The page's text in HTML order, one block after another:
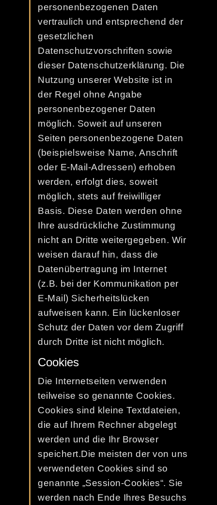
personenbezogenen Daten
vertraulich und entsprechend der
gesetzlichen
Datenschutzvorschriften sowie
dieser Datenschutzerklärung. Die
Nutzung unserer Website ist in
der Regel ohne Angabe
personenbezogener Daten
möglich. Soweit auf unseren
Seiten personenbezogene Daten
(beispielsweise Name, Anschrift
oder E-Mail-Adressen) erhoben
werden, erfolgt dies, soweit
möglich, stets auf freiwilliger
Basis. Diese Daten werden ohne
Ihre ausdrückliche Zustimmung
nicht an Dritte weitergegeben. Wir
weisen darauf hin, dass die
Datenübertragung im Internet
(z.B. bei der Kommunikation per
E-Mail) Sicherheitslücken
aufweisen kann. Ein lückenloser
Schutz der Daten vor dem Zugriff
durch Dritte ist nicht möglich.
Cookies
Die Internetseiten verwenden
teilweise so genannte Cookies.
Cookies sind kleine Textdateien,
die auf Ihrem Rechner abgelegt
werden und die Ihr Browser
speichert.Die meisten der von uns
verwendeten Cookies sind so
genannte „Session-Cookies“. Sie
werden nach Ende Ihres Besuchs